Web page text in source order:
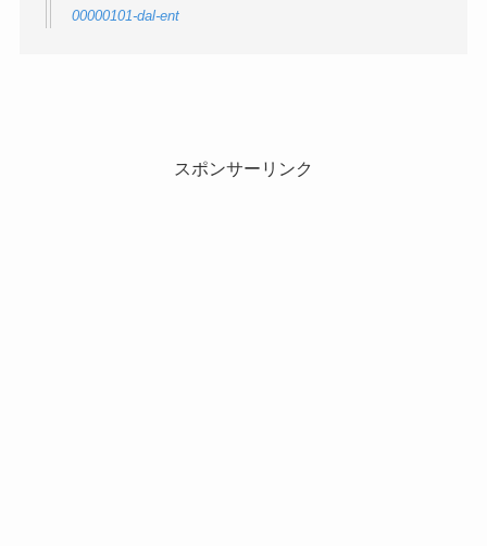
00000101-dal-ent
スポンサーリンク